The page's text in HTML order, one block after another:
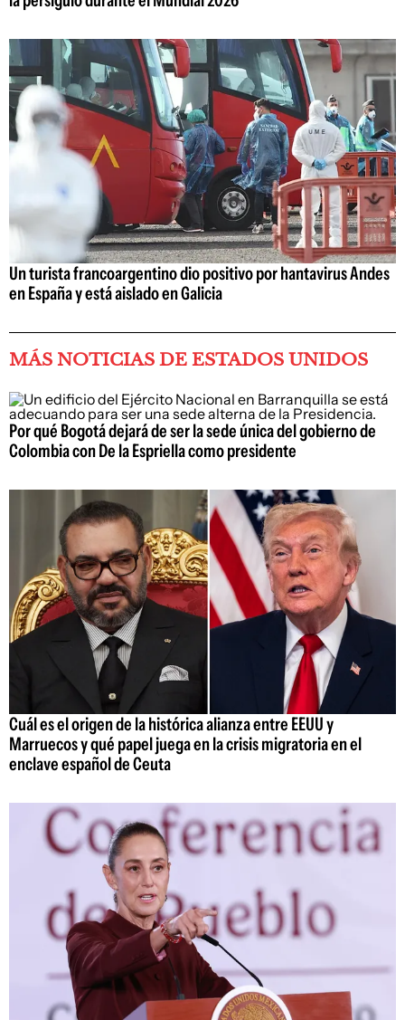
Un turista francoargentino dio positivo por hantavirus Andes
en España y está aislado en Galicia
MÁS NOTICIAS DE ESTADOS UNIDOS
Por qué Bogotá dejará de ser la sede única del gobierno de
Colombia con De la Espriella como presidente
Cuál es el origen de la histórica alianza entre EEUU y
Marruecos y qué papel juega en la crisis migratoria en el
enclave español de Ceuta